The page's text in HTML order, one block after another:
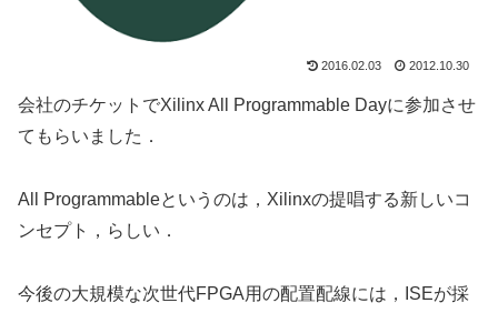
2016.02.03 2012.10.30
会社のチケットでXilinx All Programmable Dayに参加させ
てもらいました．
All Programmableというのは，Xilinxの提唱する新しいコ
ンセプト，らしい．
今後の大規模な次世代FPGA用の配置配線には，ISEが採